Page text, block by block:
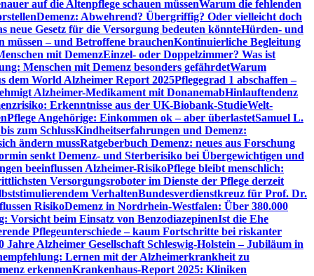
auf die Altenpflege schauen müssenWarum die fehlenden
Demenz: Abwehrend? Übergriffig? Oder vielleicht doch
neue Gesetz für die Versorgung bedeuten könnteHürden- und
– und Betroffene brauchenKontinuierliche Begleitung
mit DemenzEinzel- oder Doppelzimmer? Was ist
Menschen mit Demenz besonders gefährdetWarum
dem World Alzheimer Report 2025Pflegegrad 1 abschaffen –
Alzheimer-Medikament mit DonanemabHinlauftendenz
Erkenntnisse aus der UK-Biobank-StudieWelt-
Pflege Angehörige: Einkommen ok – aber überlastetSamuel L.
zum SchlussKindheitserfahrungen und Demenz:
ändern mussRatgeberbuch Demenz: neues aus Forschung
senkt Demenz- und Sterberisiko bei Übergewichtigen und
beeinflussen Alzheimer-RisikoPflege bleibt menschlich:
Versorgungsroboter im Dienste der Pflege derzeit
VerhaltenBundesverdienstkreuz für Prof. Dr.
RisikoDemenz in Nordrhein-Westfalen: Über 380.000
Vorsicht beim Einsatz von BenzodiazepinenIst die Ehe
Pflegeunterschiede – kaum Fortschritte bei riskanter
Jahre Alzheimer Gesellschaft Schleswig-Holstein – Jubiläum in
Lernen mit der Alzheimerkrankheit zu
erkennenKrankenhaus-Report 2025: Kliniken